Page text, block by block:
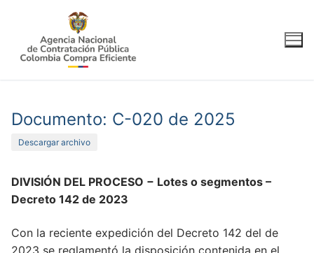
contenido
Documento: C-020 de 2025
Descargar archivo
DIVISIÓN DEL PROCESO − Lotes o segmentos –
Decreto 142 de 2023
Con la reciente expedición del Decreto 142 del de
2023 se reglamentó la disposición contenida en el